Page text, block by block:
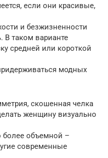
если они красивые,
и безжизненности
В таком варианте
средней или короткой
модных
скошенная челка
женщину визуально
более объемной –
современные